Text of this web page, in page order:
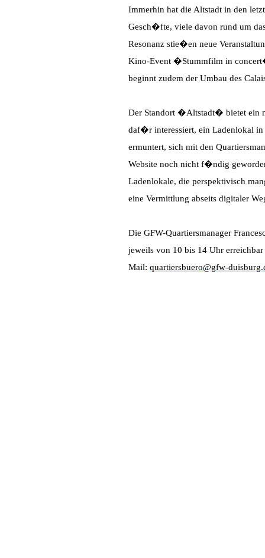
Immerhin hat die Altstadt in den
Gesch�fte, viele davon rund um
Resonanz stie�en neue
Kino-Event �Stummfilm in
beginnt zudem der Umbau des
Der Standort �Altstadt� bietet ein
daf�r interessiert, ein Ladenlokal
ermuntert, sich mit den
Website noch nicht f�ndig
Ladenlokale, die perspektivisch
eine Vermittlung abseits digitaler
Die GFW-Quartiersmanager
jeweils von 10 bis 14 Uhr
Mail: quartiersbuero@gfw-